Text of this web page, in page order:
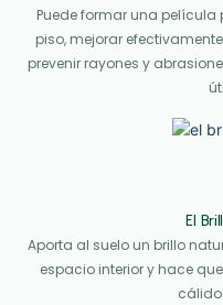
Puede formar una película
piso, mejorar
prevenir rayones y
El
Aporta al suelo un brillo
espacio interior y hace